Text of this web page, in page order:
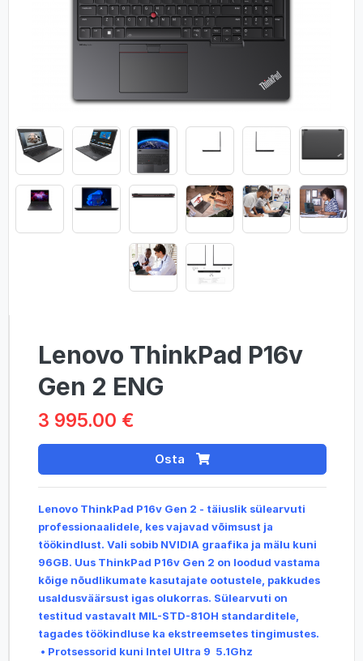
Lenovo ThinkPad P16v
Gen 2 ENG
3 995.00 €
Osta
Lenovo ThinkPad P16v Gen 2 - täiuslik sülearvuti
professionaalidele, kes vajavad võimsust ja
töökindlust. Vali sobib NVIDIA graafika ja mälu kuni
96GB. Uus ThinkPad P16v Gen 2 on loodud vastama
kõige nõudlikumate kasutajate ootustele, pakkudes
usaldusväärsust igas olukorras. Sülearvuti on
testitud vastavalt MIL-STD-810H standarditele,
tagades töökindluse ka ekstreemsetes tingimustes.
• Protsessorid kuni Intel Ultra 9 5.1Ghz